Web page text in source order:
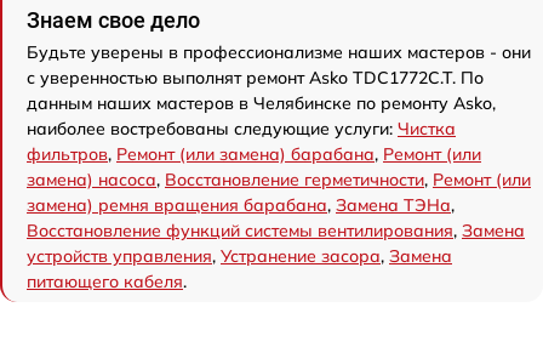
Знаем свое дело
Будьте уверены в профессионализме наших мастеров - они
с уверенностью выполнят ремонт Asko TDC1772C.T. По
данным наших мастеров в Челябинске по ремонту Asko,
наиболее востребованы следующие услуги: Чистка
фильтров, Ремонт (или замена) барабана, Ремонт (или
замена) насоса, Восстановление герметичности, Ремонт (или
замена) ремня вращения барабана, Замена ТЭНа,
Восстановление функций системы вентилирования, Замена
устройств управления, Устранение засора, Замена
питающего кабеля.